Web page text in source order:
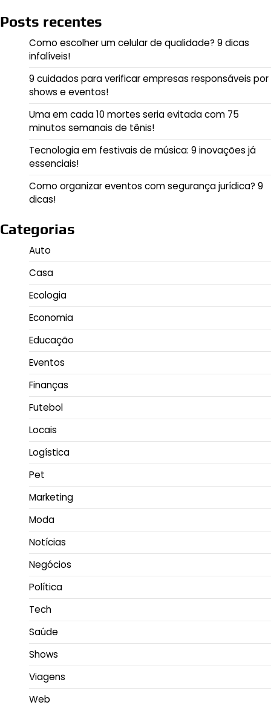
Posts recentes
Como escolher um celular de qualidade? 9 dicas
infalíveis!
9 cuidados para verificar empresas responsáveis por
shows e eventos!
Uma em cada 10 mortes seria evitada com 75
minutos semanais de tênis!
Tecnologia em festivais de música: 9 inovações já
essenciais!
Como organizar eventos com segurança jurídica? 9
dicas!
Categorias
Auto
Casa
Ecologia
Economia
Educação
Eventos
Finanças
Futebol
Locais
Logística
Pet
Marketing
Moda
Notícias
Negócios
Política
Tech
Saúde
Shows
Viagens
Web